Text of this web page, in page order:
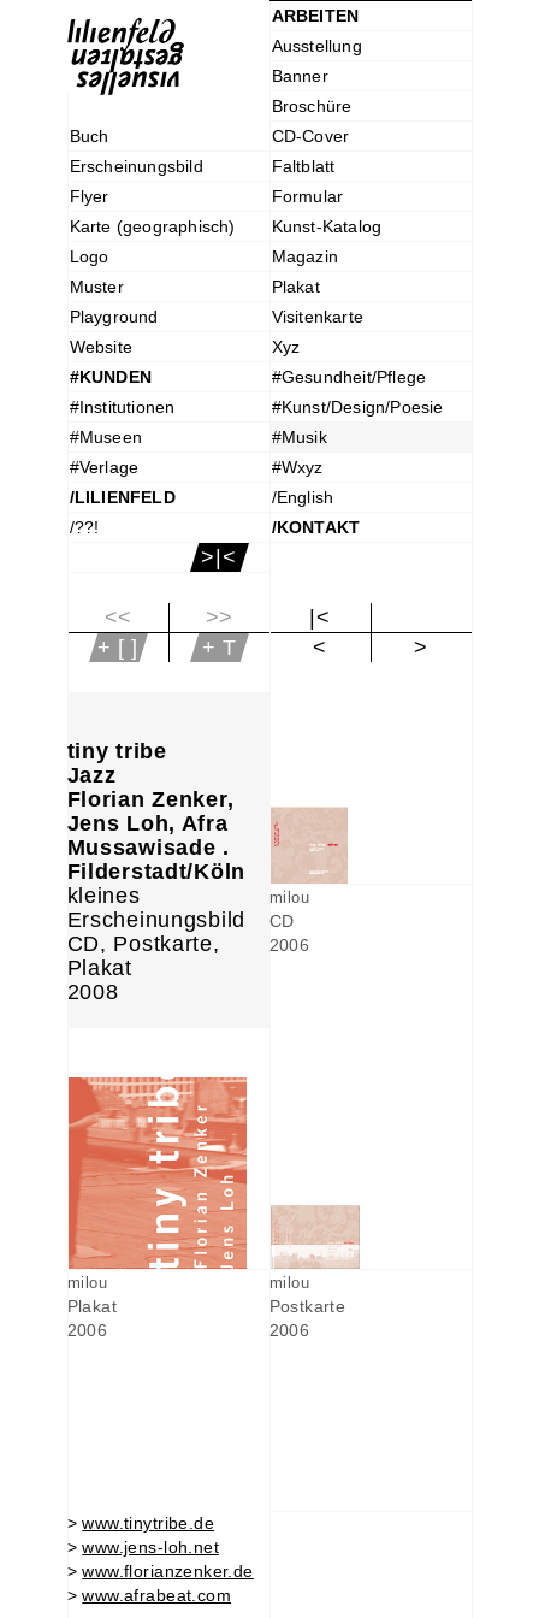
ARBEITEN
Ausstellung
Banner
Broschüre
Buch
CD-Cover
Erscheinungsbild
Faltblatt
Flyer
Formular
Karte (geographisch)
Kunst-Katalog
Logo
Magazin
Muster
Plakat
Playground
Visitenkarte
Website
Xyz
#KUNDEN
#Gesundheit/Pflege
#Institutionen
#Kunst/Design/Poesie
#Museen
#Musik
#Verlage
#Wxyz
/LILIENFELD
/English
/??!
/KONTAKT
>|<
<<
>>
+ [ ]
+ T
|<
<
>
tiny tribe
Jazz
Florian Zenker,
Jens Loh, Afra
Mussawisade .
Filderstadt/Köln
kleines
Erscheinungsbild
CD, Postkarte,
Plakat
2008
milou
CD
2006
milou
Plakat
2006
milou
Postkarte
2006
>www.tinytribe.de
>www.jens-loh.net
>www.florianzenker.de
>www.afrabeat.com